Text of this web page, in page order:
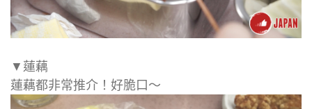
▼蓮藕
蓮藕都非常推介！好脆口～